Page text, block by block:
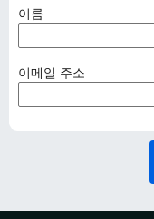
이름
수
사
)
이메일 주소
수